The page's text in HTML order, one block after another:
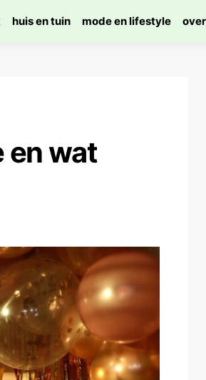
huis en tuin mode en lifestyle
en wat